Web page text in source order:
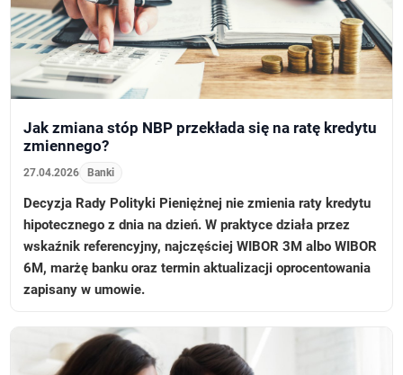
Jak zmiana stóp NBP przekłada się na ratę kredytu
zmiennego?
27.04.2026 Banki
Decyzja Rady Polityki Pieniężnej nie zmienia raty kredytu
hipotecznego z dnia na dzień. W praktyce działa przez
wskaźnik referencyjny, najczęściej WIBOR 3M albo WIBOR
6M, marżę banku oraz termin aktualizacji oprocentowania
zapisany w umowie.